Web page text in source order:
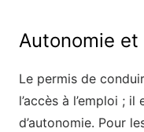
Autonomie
Le permis de
l’accès à l’emploi ;
d’autonomie. Pour